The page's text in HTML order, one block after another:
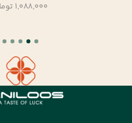
1,088,000 تومان